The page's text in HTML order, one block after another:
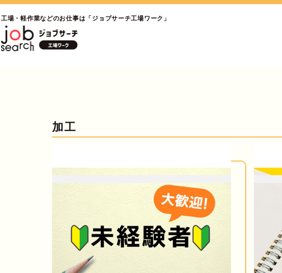
工場・軽作業などのお仕事は「ジョブサーチ工場ワーク」
加工